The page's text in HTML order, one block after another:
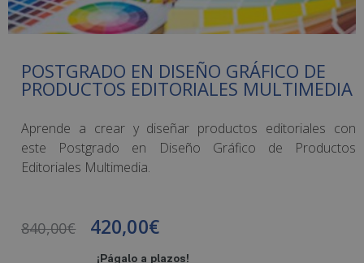
POSTGRADO EN DISEÑO GRÁFICO DE
PRODUCTOS EDITORIALES MULTIMEDIA
Aprende a crear y diseñar productos editoriales con
este Postgrado en Diseño Gráfico de Productos
Editoriales Multimedia.
840,00€ 420,00€